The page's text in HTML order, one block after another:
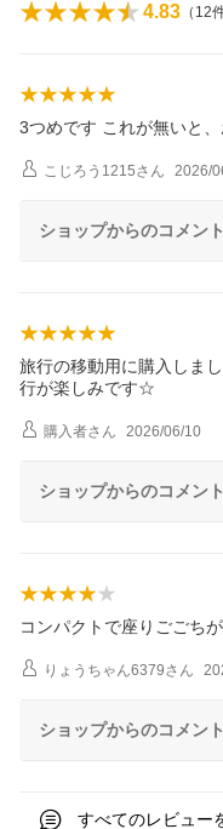
4.83 （ 12
3つめです これが無いと
こじろう1215さん 2026/
ショップからのコメン
旅行の移動用に購入しま
行が楽しみです☆
購入者さん 2026/06/10
ショップからのコメン
コンパクトで座りごごち
りょうちゃん6379さん
ショップからのコメン
すべてのレビュー